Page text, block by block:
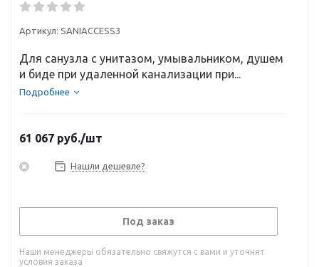
Артикул: SANIACCESS3
Для санузла с унитазом, умывальником, душем
и биде при удаленной канализации при...
Подробнее
61 067 руб./шт
Нашли дешевле?
Под заказ
Наши менеджеры обязательно свяжутся с вами и уточнят
условия заказа